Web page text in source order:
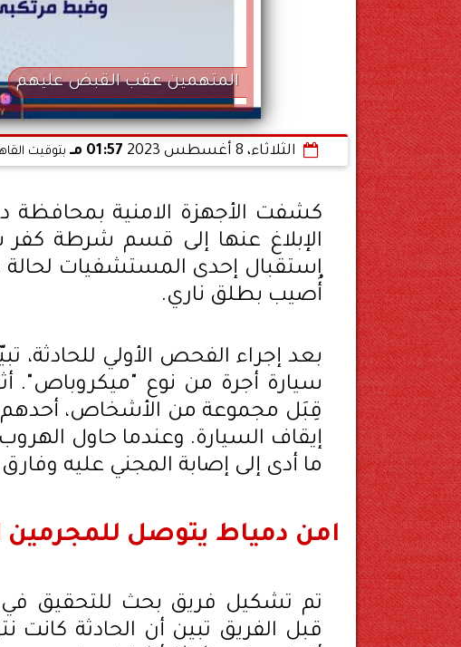
المتهمين عقب القبض عليهم
الثلاثاء، 8 أغسطس 2023 01:57 مـ بتوقيت
كشفت الأجهزة الامنية بمحافظة
الإبلاغ عنها إلى قسم شرطة
استقبال إحدى المستشفيات
أُصيب بطلق ناري.
بعد إجراء الفحص الأولي
سيارة أجرة من نوع "ميكروباص".
قِبَل مجموعة من الأشخاص، أحدهم
إيقاف السيارة. وعندما حاول
ما أدى إلى إصابة المجني عليه وفارق
امن دمياط يتوصل
تم تشكيل فريق بحث للتحقيق في
قبل الفريق تبين أن الحادثة